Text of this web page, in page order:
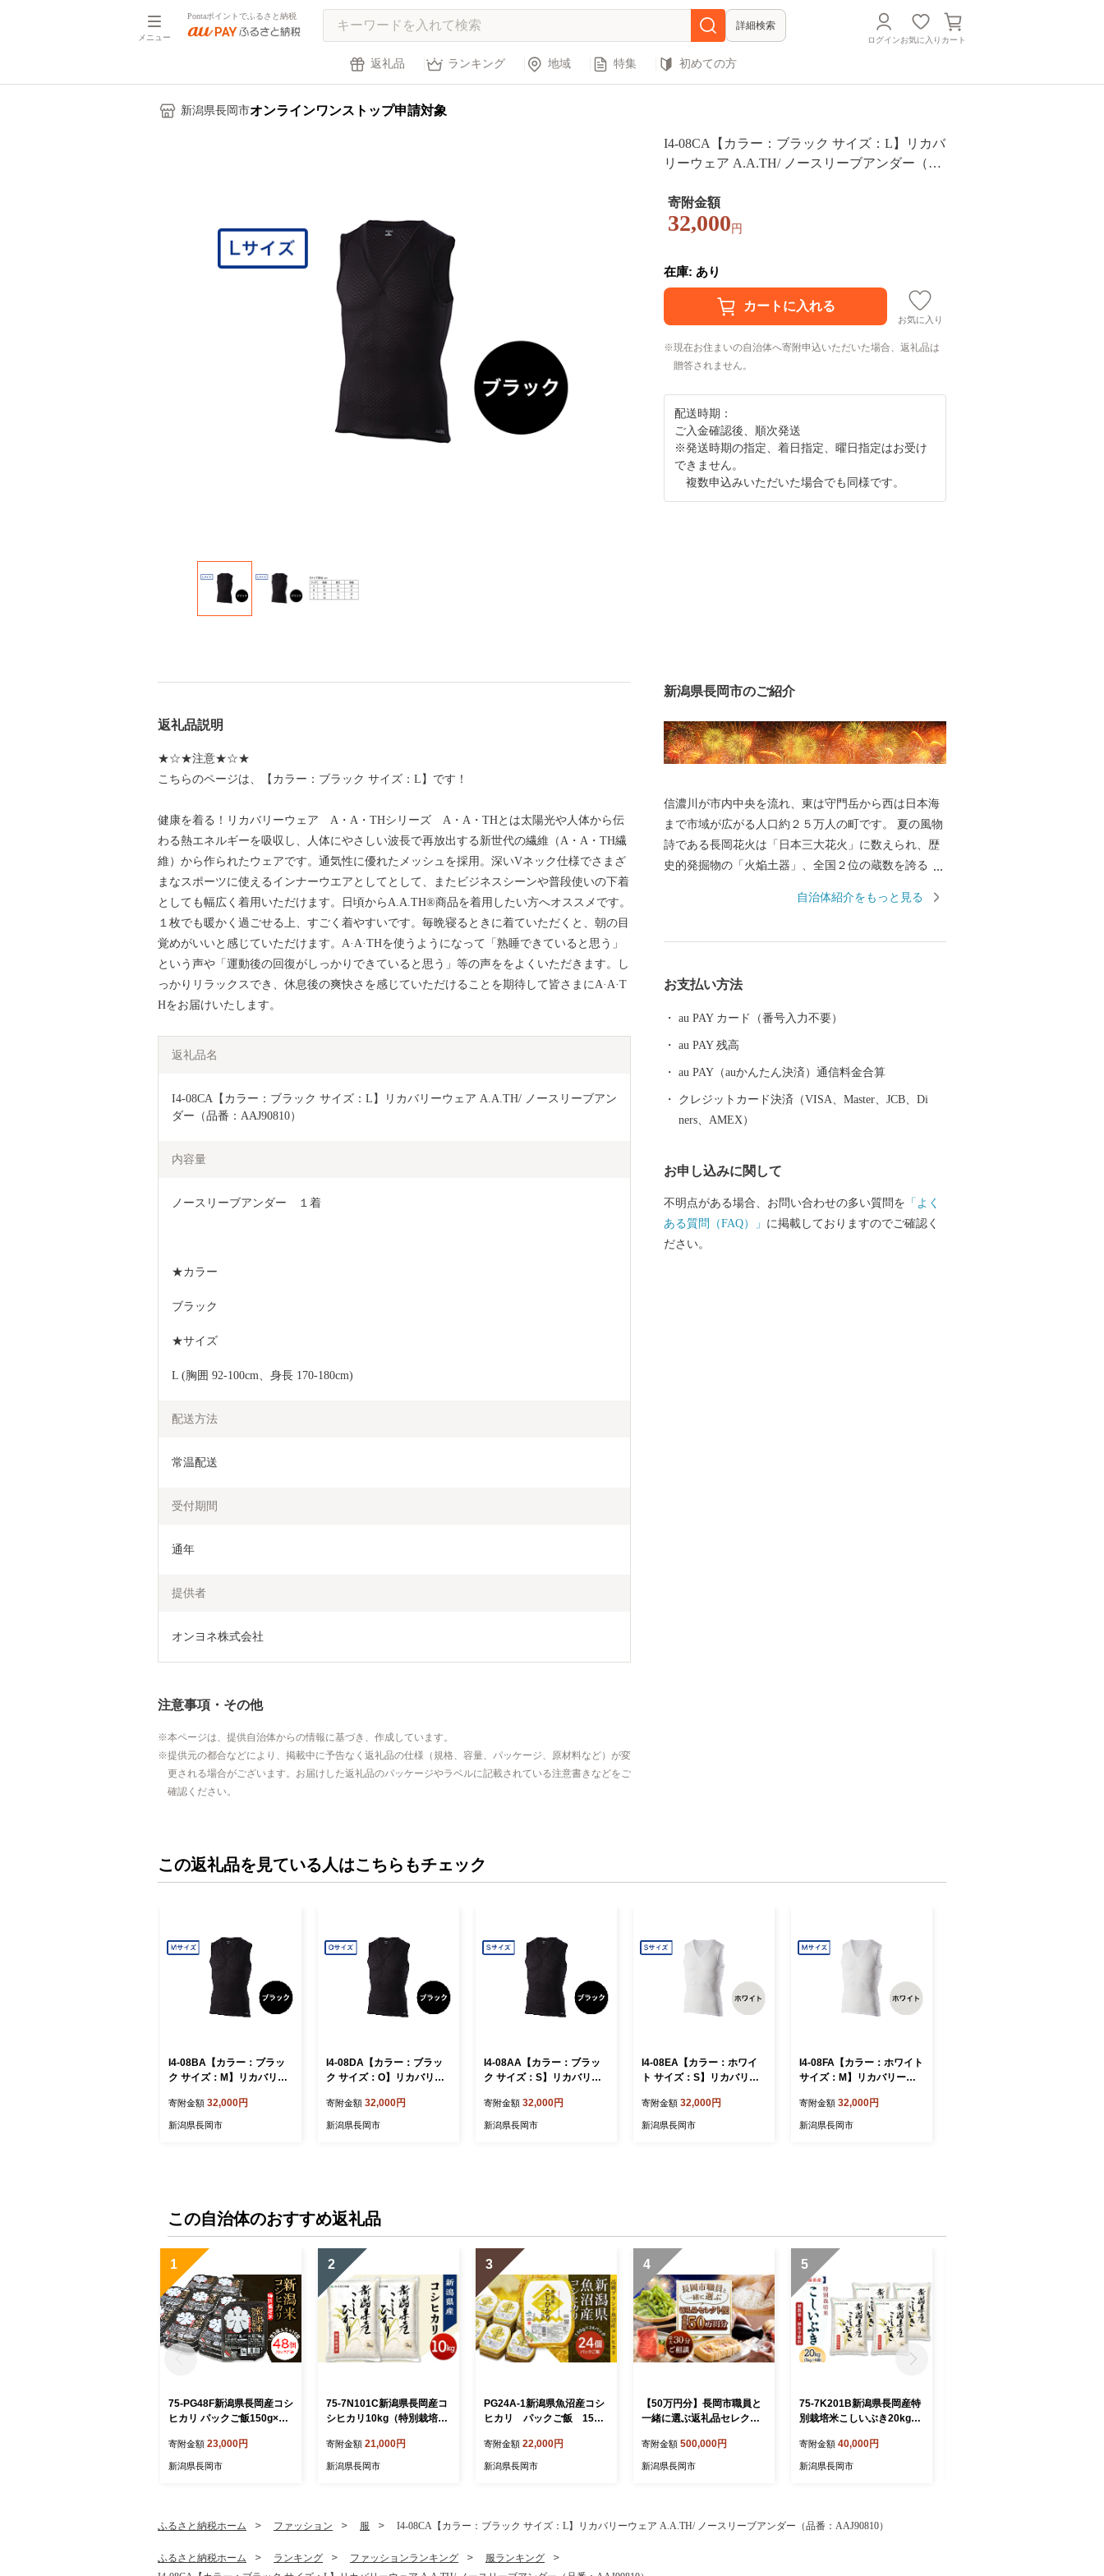
メニュー
Pontaポイントでふるさと納税
詳細検索
ログインお気に入り カート
返礼品 ランキング 地域 特集 初めての方
新潟県長岡市オンラインワンストップ申請対象
I4-08CA【カラー：ブラック サイズ：L】リカバ
リーウェア A.A.TH/ ノースリーブアンダー（品
寄附金額
32,000 円
在庫: あり
お気に入り
現在お住まいの自治体へ寄附申込いただいた場合、返礼品は
贈答されません。
配送時期：
ご入金確認後、順次発送
※発送時期の指定、着日指定、曜日指定はお受け
できません。
複数申込みいただいた場合でも同様です。
返礼品説明
★☆★注意★☆★
こちらのページは、【カラー：ブラック サイズ：L】です！
健康を着る！リカバリーウェア A・A・THシリーズ A・A・THとは太陽光や人体から伝
わる熱エネルギーを吸収し、人体にやさしい波長で再放出する新世代の繊維（A・A・TH繊
維）から作られたウェアです。通気性に優れたメッシュを採用。深いVネック仕様でさまざ
まなスポーツに使えるインナーウエアとしてとして、またビジネスシーンや普段使いの下着
としても幅広く着用いただけます。日頃からA.A.TH®商品を着用したい方へオススメです。
１枚でも暖かく過ごせる上、すごく着やすいです。毎晩寝るときに着ていただくと、朝の目
覚めがいいと感じていただけます。A·A·THを使うようになって「熟睡できていると思う」
という声や「運動後の回復がしっかりできていると思う」等の声ををよくいただきます。し
っかりリラックスでき、休息後の爽快さを感じていただけることを期待して皆さまにA·A·T
Hをお届けいたします。
返礼品名
I4-08CA【カラー：ブラック サイズ：L】リカバリーウェア A.A.TH/ ノースリーブアン
ダー（品番：AAJ90810）
内容量
ノースリーブアンダー　１着
★カラー
ブラック
★サイズ
L (胸囲 92-100cm、身長 170-180cm)
配送方法
常温配送
受付期間
通年
提供者
オンヨネ株式会社
注意事項・その他
本ページは、提供自治体からの情報に基づき、作成しています。
提供元の都合などにより、掲載中に予告なく返礼品の仕様（規格、容量、パッケージ、原材料など）が変
更される場合がございます。お届けした返礼品のパッケージやラベルに記載されている注意書きなどをご
確認ください。
新潟県長岡市のご紹介
信濃川が市内中央を流れ、東は守門岳から西は日本海
まで市域が広がる人口約２５万人の町です。 夏の風物
詩である長岡花火は「日本三大花火」に数えられ、歴
史的発掘物の「火焔土器」、全国２位の蔵数を誇る日
付けが増加している錦鯉、豊かな自然を生かした風光
や農薬を減らした特別栽培米の生産量は全国トップク
ふるさと納税で長岡を応援してください！
自治体紹介をもっと見る
お支払い方法
au PAY カード（番号入力不要）
au PAY 残高
au PAY（auかんたん決済）通信料金合算
クレジットカード決済（VISA、Master、JCB、Di
ners、AMEX）
お申し込みに関して
不明点がある場合、お問い合わせの多い質問を 「よく
ある質問（FAQ）」 に掲載しておりますのでご確認く
ださい。
この返礼品を見ている人はこちらもチェック
I4-08BA【カラー：ブラッ
ク サイズ：M】リカバリー
ブアンダー（品番：AAJ90
810）
寄附金額 32,000円
新潟県長岡市
I4-08DA【カラー：ブラッ
ク サイズ：O】リカバリー
ブアンダー（品番：AAJ90
810）
寄附金額 32,000円
新潟県長岡市
I4-08AA【カラー：ブラッ
ク サイズ：S】リカバリー
ブアンダー（品番：AAJ90
810）
寄附金額 32,000円
新潟県長岡市
I4-08EA【カラー：ホワイ
ト サイズ：S】リカバリー
ブアンダー（品番：AAJ90
810）
寄附金額 32,000円
新潟県長岡市
I4-08FA【カラー：ホワイト
サイズ：M】リカバリーウ
アンダー（品番：AAJ9081
0）
寄附金額 32,000円
新潟県長岡市
この自治体のおすすめ返礼品
1
75-PG48F新潟県長岡産コシ
ヒカリ パックご飯150g×48
寄附金額 23,000円
新潟県長岡市
2
75-7N101C新潟県長岡産コ
シヒカリ10kg（特別栽培
送】
寄附金額 21,000円
新潟県長岡市
3
PG24A-1新潟県魚沼産コシ
ヒカリ パックご飯 150g
寄附金額 22,000円
新潟県長岡市
4
【50万円分】長岡市職員と
一緒に選ぶ返礼品セレクト
寄附金額 500,000円
新潟県長岡市
5
75-7K201B新潟県長岡産特
別栽培米こしいぶき20kg
発送】
寄附金額 40,000円
新潟県長岡市
ふるさと納税ホーム ファッション 服 I4-08CA【カラー：ブラック サイズ：L】リカバリーウェア A.A.TH/ ノースリーブアンダー（品番：AAJ90810）
ふるさと納税ホーム ランキング ファッションランキング
服ランキング